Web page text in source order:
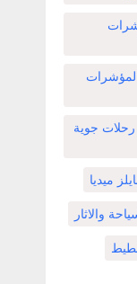
جوية
ميديا
والاثار